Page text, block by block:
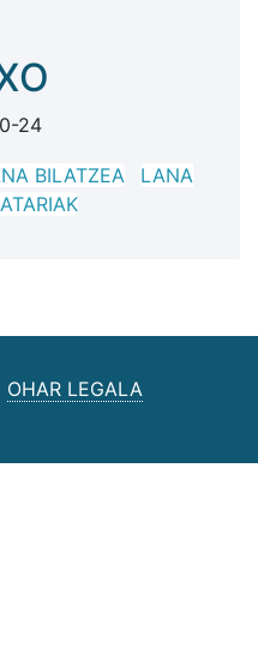
24
BILATZEA
LANA
OHAR LEGALA